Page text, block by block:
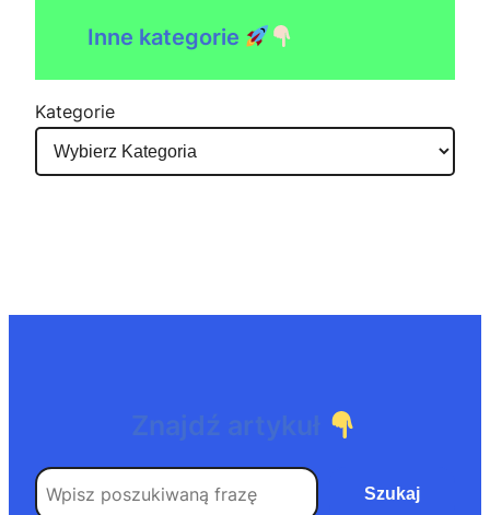
Inne kategorie
Kategorie
Znajdź artykuł
Search
Szukaj